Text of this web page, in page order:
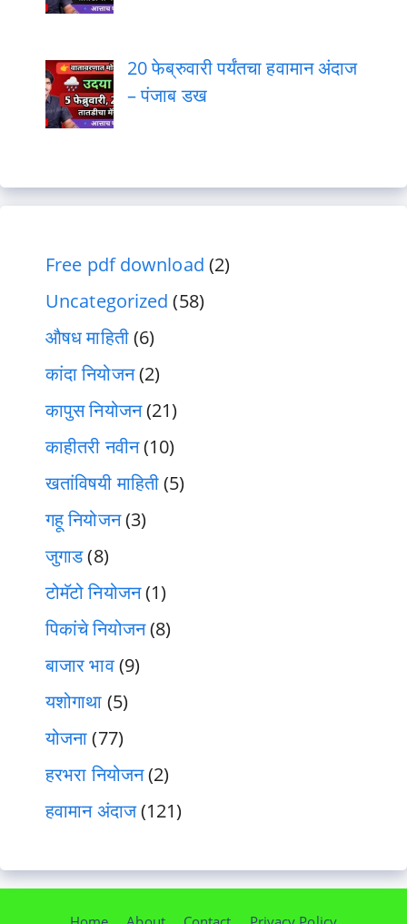
20 फेब्रुवारी पर्यंतचा हवामान अंदाज
– पंजाब डख
Free pdf download (2)
Uncategorized (58)
औषध माहिती(6)
कांदा नियोजन(2)
कापुस नियोजन(21)
काहीतरी नवीन(10)
खतांविषयी माहिती(5)
गहू नियोजन(3)
जुगाड(8)
टोमॅटो नियोजन(1)
पिकांचे नियोजन(8)
बाजार भाव(9)
यशोगाथा (5)
योजना(77)
हरभरा नियोजन(2)
हवामान अंदाज(121)